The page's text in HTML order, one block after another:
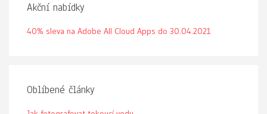
Akční nabídky
40% sleva na Adobe All Cloud Apps do 30.04.2021
Oblíbené články